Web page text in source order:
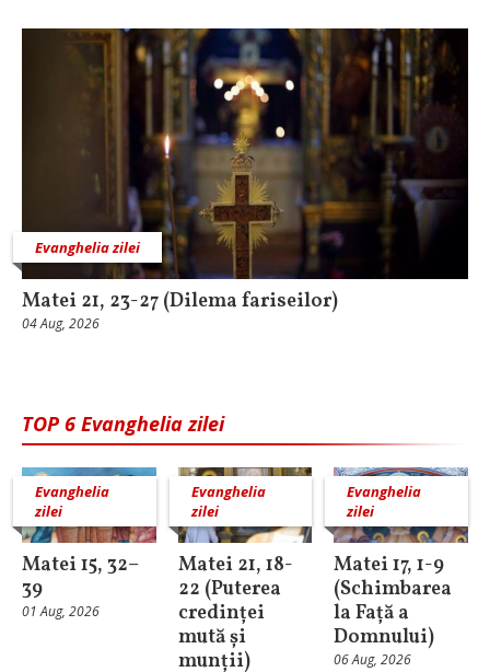
Evanghelia zilei
Matei 21, 23-27 (Dilema fariseilor)
04 Aug, 2026
TOP 6 Evanghelia zilei
Evanghelia
zilei
Matei 15, 32–
39
01 Aug, 2026
Evanghelia
zilei
Matei 21, 18-
22 (Puterea
credinței
mută și
munții)
Evanghelia
zilei
Matei 17, 1-9
(Schimbarea
la Față a
Domnului)
06 Aug, 2026